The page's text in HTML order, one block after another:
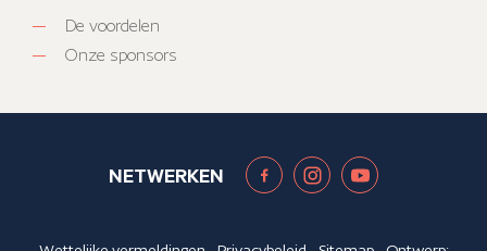
De voordelen
Onze sponsors
NETWERKEN